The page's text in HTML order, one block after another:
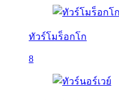
ทัวร์โมร็อกโก
8